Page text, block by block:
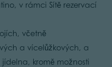
v rámci Sítě rezervací
včetně
a vícelůžkových, a
kromě možnosti